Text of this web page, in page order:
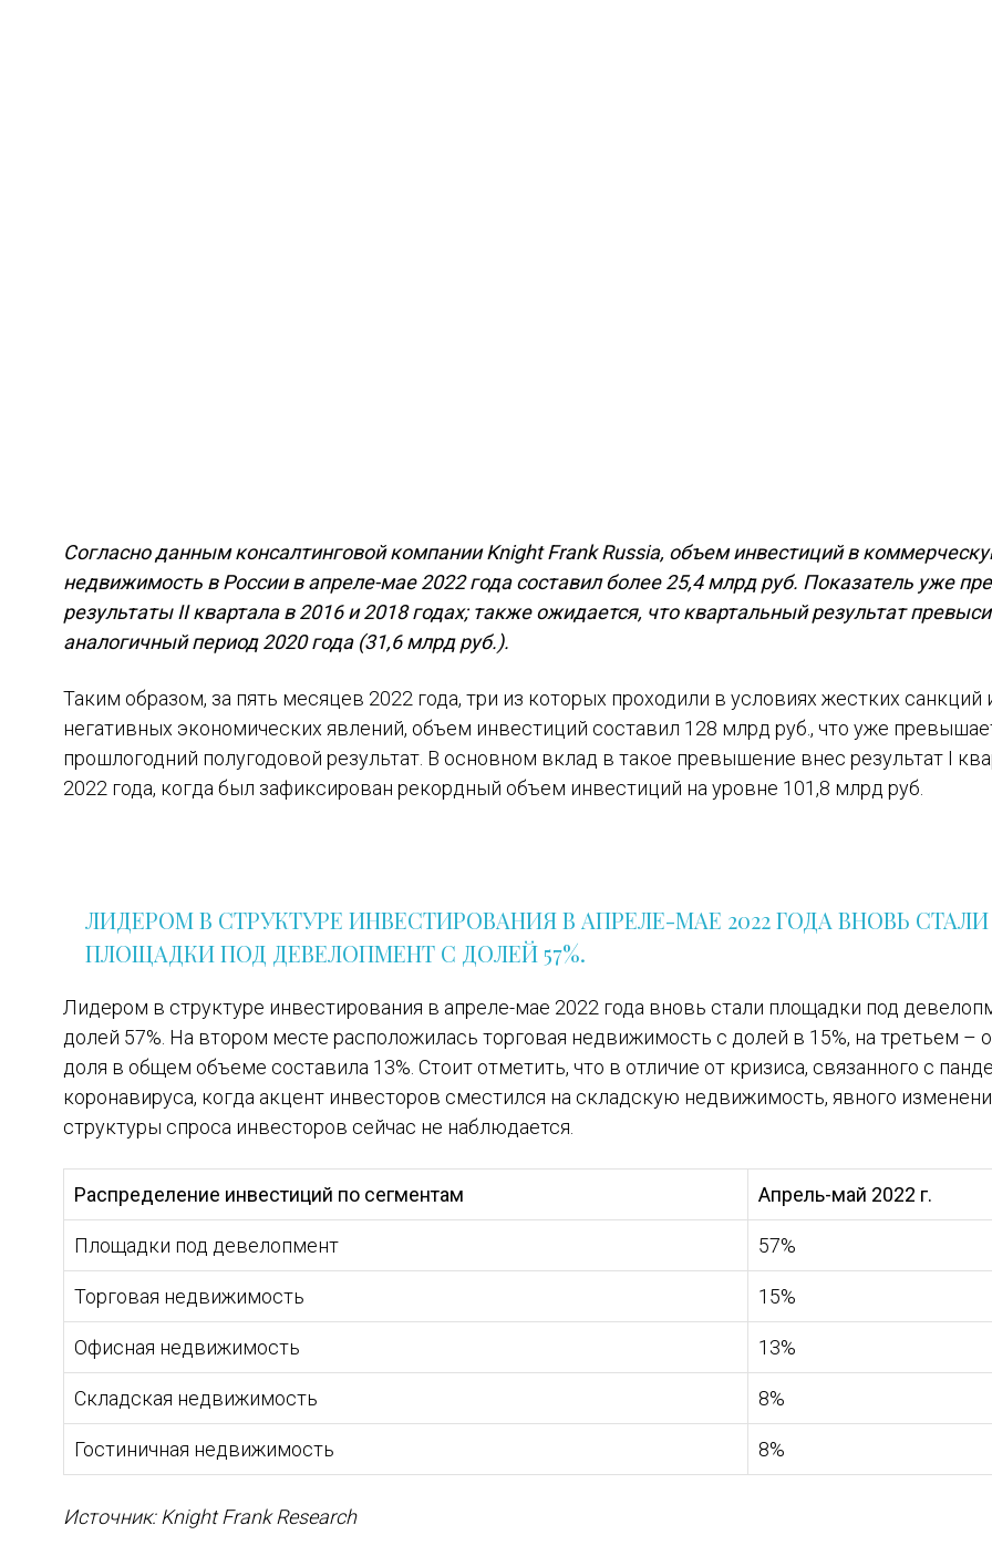
Согласно данным консалтинговой компании Knight Frank Russia, объем инвестиций в
недвижимость в России в апреле-мае 2022 года составил более 25,4 млрд руб. Показатель уже
результаты II квартала в 2016 и 2018 годах; также ожидается, что квартальный результат
аналогичный период 2020 года (31,6 млрд руб.).
Таким образом, за пять месяцев 2022 года, три из которых проходили в условиях жестких санкций
негативных экономических явлений, объем инвестиций составил 128 млрд руб., что уже
прошлогодний полугодовой результат. В основном вклад в такое превышение внес результат I
2022 года, когда был зафиксирован рекордный объем инвестиций на уровне 101,8 млрд руб.
ЛИДЕРОМ В СТРУКТУРЕ ИНВЕСТИРОВАНИЯ В АПРЕЛЕ-МАЕ 2022 ГОДА ВНОВЬ СТАЛИ
ПЛОЩАДКИ ПОД ДЕВЕЛОПМЕНТ С ДОЛЕЙ 57%.
Лидером в структуре инвестирования в апреле-мае 2022 года вновь стали площадки под
долей 57%. На втором месте расположилась торговая недвижимость с долей в 15%, на третьем –
доля в общем объеме составила 13%. Стоит отметить, что в отличие от кризиса, связанного с
коронавируса, когда акцент инвесторов сместился на складскую недвижимость, явного
структуры спроса инвесторов сейчас не наблюдается.
Распределение инвестиций по сегментам Апрель-май 2022 г.
Площадки под девелопмент 57%
Торговая недвижимость 15%
Офисная недвижимость 13%
Складская недвижимость 8%
Гостиничная недвижимость 8%
Источник: Knight Frank Research